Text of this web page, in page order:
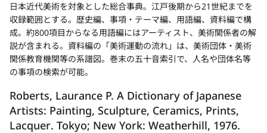
日本近代美術を対象とした総合事典。江戸後期から21世紀までを
収録範囲とする。歴史編、事項・テーマ編、用語編、資料編で構
成。約800項目からなる用語編にはアーティスト、美術関係者の解
説が含まれる。資料編の「美術運動の流れ」は、美術団体・美術
関係教育機関等の系譜図。巻末の五十音索引で、人名や団体名等
の事項の検索が可能。
Roberts, Laurance P. A Dictionary of Japanese
Artists: Painting, Sculpture, Ceramics, Prints,
Lacquer. Tokyo; New York: Weatherhill, 1976.